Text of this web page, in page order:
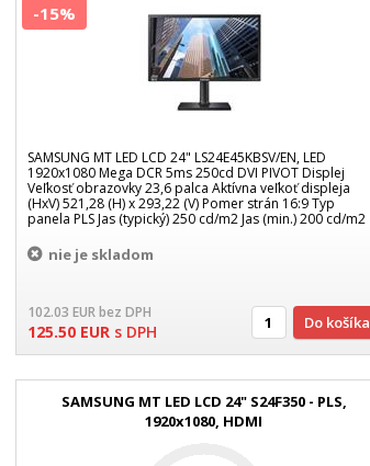
SAMSUNG MT LED LCD 24" LS24E45KBSV/EN, LED
1920x1080 Mega DCR 5ms 250cd DVI PIVOT Displej
Veľkosť obrazovky 23,6 palca Aktívna veľkoť displeja
(HxV) 521,28 (H) x 293,22 (V) Pomer strán 16:9 Typ
panela PLS Jas (typický) 250 cd/m2 Jas (min.) 200 cd/m2
nie je skladom
102.03 EURbez DPH
125.50 EUR s DPH
-15%
Do košíka
SAMSUNG MT LED LCD 24" S24F350 - PLS,
1920x1080, HDMI